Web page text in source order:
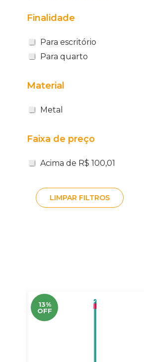
Finalidade
Para escritório
Para quarto
Material
Metal
Faixa de preço
Acima de R$ 100,01
LIMPAR FILTROS
13%
OFF